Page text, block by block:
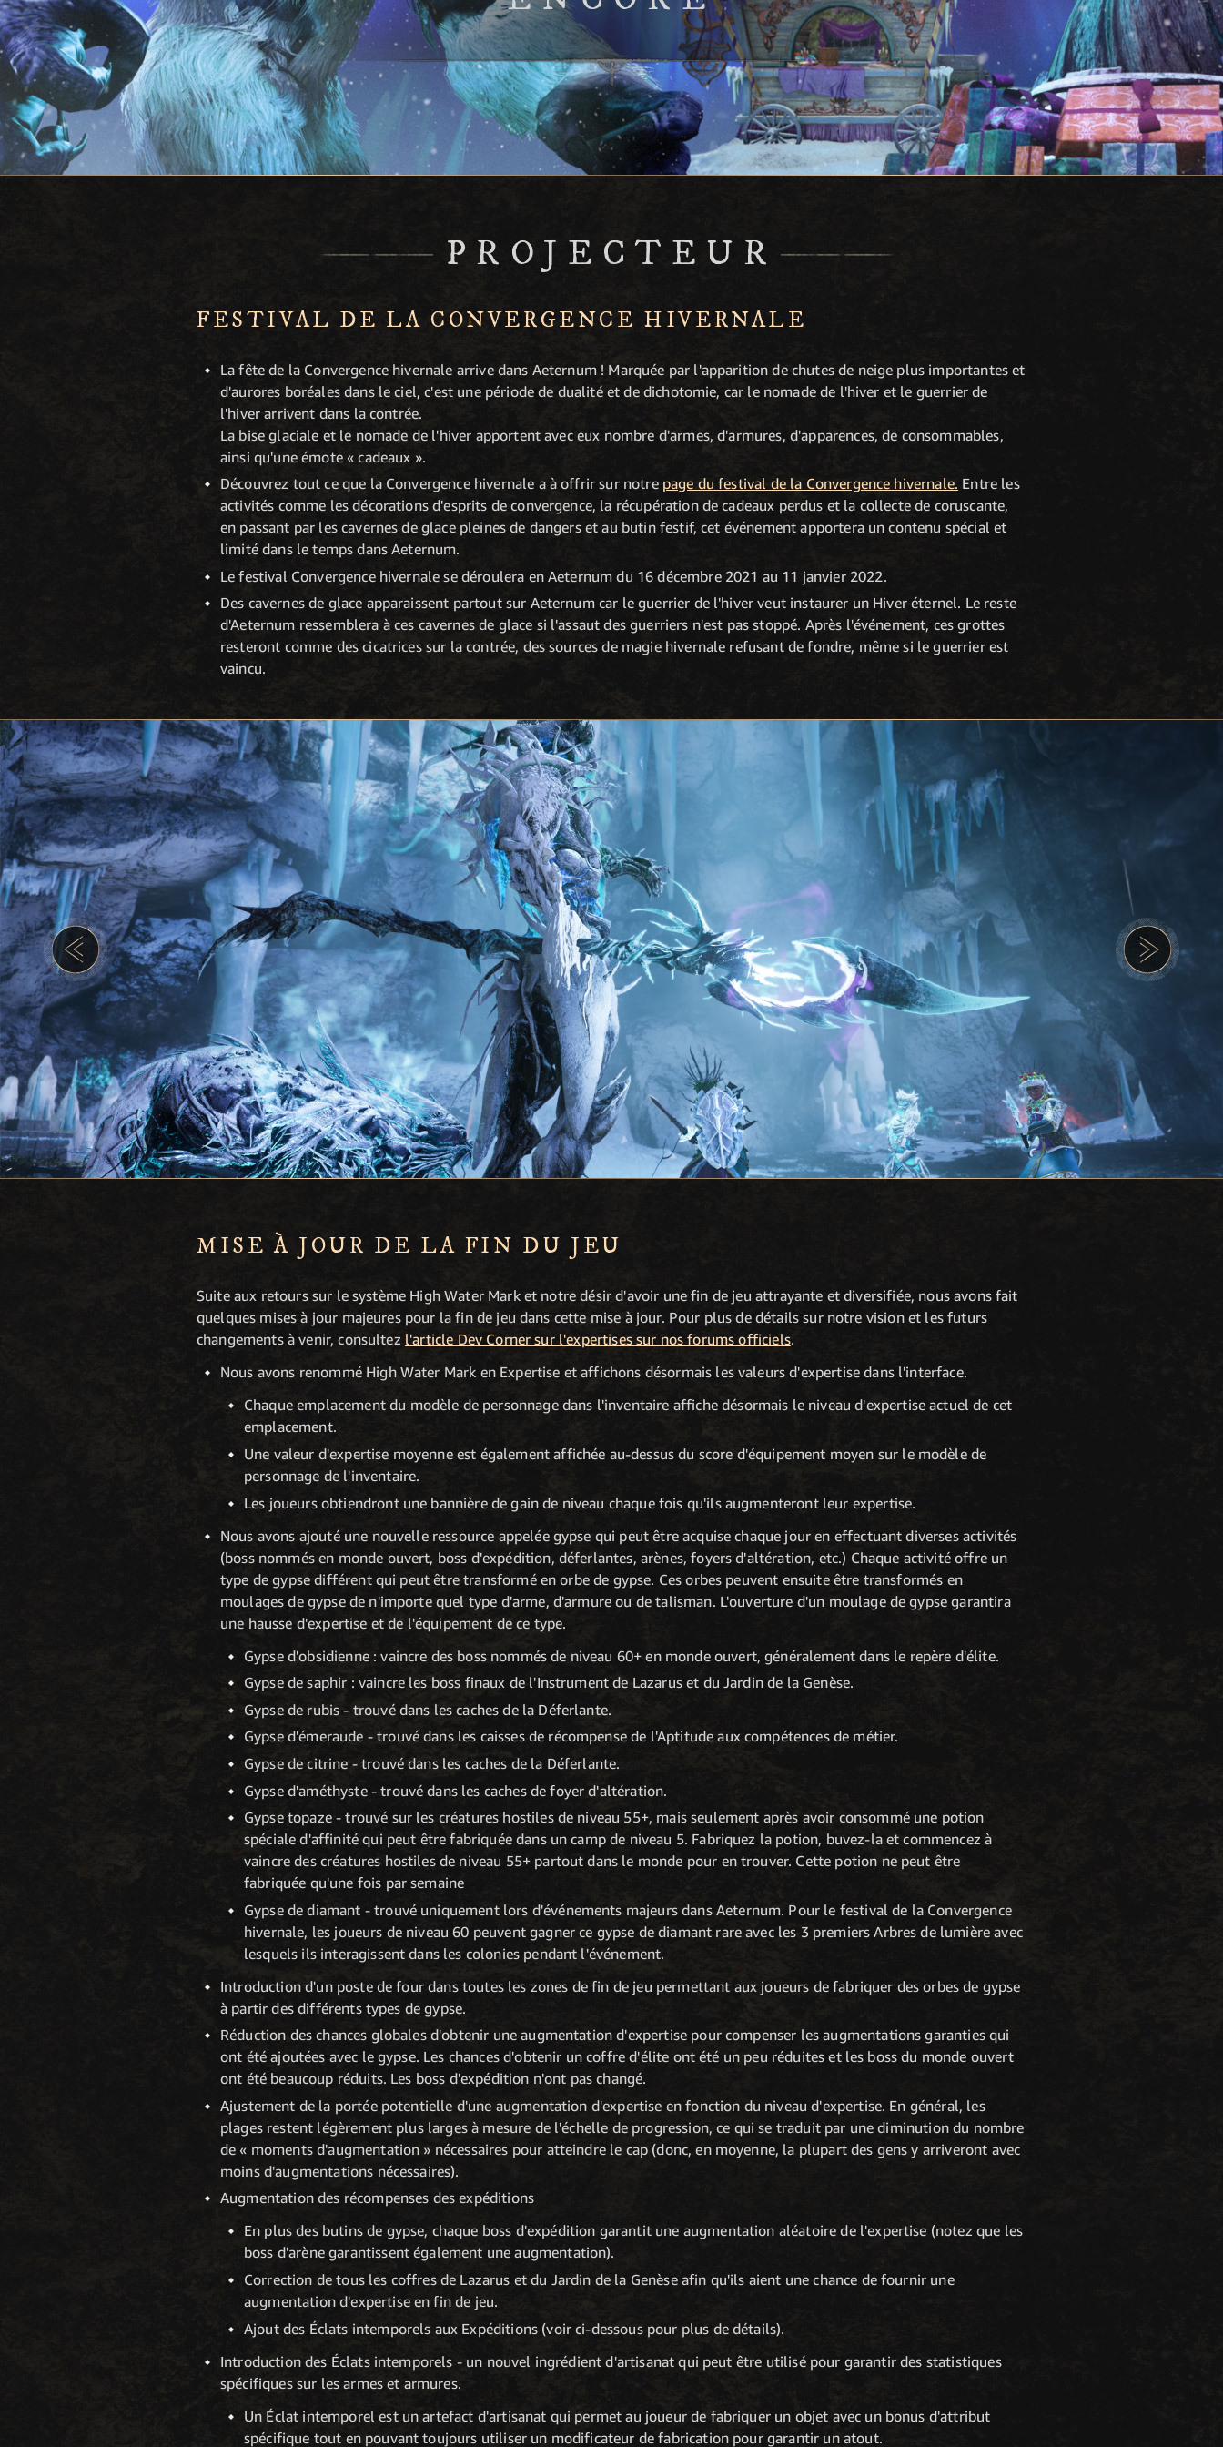
PROJECTEUR
FESTIVAL DE LA CONVERGENCE HIVERNALE
La fête de la Convergence hivernale arrive dans Aeternum ! Marquée par l'apparition de chutes de neige plus importantes et
d'aurores boréales dans le ciel, c'est une période de dualité et de dichotomie, car le nomade de l'hiver et le guerrier de
l'hiver arrivent dans la contrée.
La bise glaciale et le nomade de l'hiver apportent avec eux nombre d'armes, d'armures, d'apparences, de consommables,
ainsi qu'une émote « cadeaux ».
Découvrez tout ce que la Convergence hivernale a à offrir sur notre page du festival de la Convergence hivernale. Entre les
activités comme les décorations d'esprits de convergence, la récupération de cadeaux perdus et la collecte de coruscante,
en passant par les cavernes de glace pleines de dangers et au butin festif, cet événement apportera un contenu spécial et
limité dans le temps dans Aeternum.
Le festival Convergence hivernale se déroulera en Aeternum du 16 décembre 2021 au 11 janvier 2022.
Des cavernes de glace apparaissent partout sur Aeternum car le guerrier de l'hiver veut instaurer un Hiver éternel. Le reste
d'Aeternum ressemblera à ces cavernes de glace si l'assaut des guerriers n'est pas stoppé. Après l'événement, ces grottes
resteront comme des cicatrices sur la contrée, des sources de magie hivernale refusant de fondre, même si le guerrier est
vaincu.
MISE À JOUR DE LA FIN DU JEU
Suite aux retours sur le système High Water Mark et notre désir d'avoir une fin de jeu attrayante et diversifiée, nous avons fait
quelques mises à jour majeures pour la fin de jeu dans cette mise à jour. Pour plus de détails sur notre vision et les futurs
changements à venir, consultez l'article Dev Corner sur l'expertises sur nos forums officiels.
Nous avons renommé High Water Mark en Expertise et affichons désormais les valeurs d'expertise dans l'interface.
Chaque emplacement du modèle de personnage dans l'inventaire affiche désormais le niveau d'expertise actuel de cet
emplacement.
Une valeur d'expertise moyenne est également affichée au-dessus du score d'équipement moyen sur le modèle de
personnage de l'inventaire.
Les joueurs obtiendront une bannière de gain de niveau chaque fois qu'ils augmenteront leur expertise.
Nous avons ajouté une nouvelle ressource appelée gypse qui peut être acquise chaque jour en effectuant diverses activités
(boss nommés en monde ouvert, boss d'expédition, déferlantes, arènes, foyers d'altération, etc.) Chaque activité offre un
type de gypse différent qui peut être transformé en orbe de gypse. Ces orbes peuvent ensuite être transformés en
moulages de gypse de n'importe quel type d'arme, d'armure ou de talisman. L'ouverture d'un moulage de gypse garantira
une hausse d'expertise et de l'équipement de ce type.
Gypse d'obsidienne : vaincre des boss nommés de niveau 60+ en monde ouvert, généralement dans le repère d'élite.
Gypse de saphir : vaincre les boss finaux de l'Instrument de Lazarus et du Jardin de la Genèse.
Gypse de rubis - trouvé dans les caches de la Déferlante.
Gypse d'émeraude - trouvé dans les caisses de récompense de l'Aptitude aux compétences de métier.
Gypse de citrine - trouvé dans les caches de la Déferlante.
Gypse d'améthyste - trouvé dans les caches de foyer d'altération.
Gypse topaze - trouvé sur les créatures hostiles de niveau 55+, mais seulement après avoir consommé une potion
spéciale d'affinité qui peut être fabriquée dans un camp de niveau 5. Fabriquez la potion, buvez-la et commencez à
vaincre des créatures hostiles de niveau 55+ partout dans le monde pour en trouver. Cette potion ne peut être
fabriquée qu'une fois par semaine
Gypse de diamant - trouvé uniquement lors d'événements majeurs dans Aeternum. Pour le festival de la Convergence
hivernale, les joueurs de niveau 60 peuvent gagner ce gypse de diamant rare avec les 3 premiers Arbres de lumière avec
lesquels ils interagissent dans les colonies pendant l'événement.
Introduction d'un poste de four dans toutes les zones de fin de jeu permettant aux joueurs de fabriquer des orbes de gypse
à partir des différents types de gypse.
Réduction des chances globales d'obtenir une augmentation d'expertise pour compenser les augmentations garanties qui
ont été ajoutées avec le gypse. Les chances d'obtenir un coffre d'élite ont été un peu réduites et les boss du monde ouvert
ont été beaucoup réduits. Les boss d'expédition n'ont pas changé.
Ajustement de la portée potentielle d'une augmentation d'expertise en fonction du niveau d'expertise. En général, les
plages restent légèrement plus larges à mesure de l'échelle de progression, ce qui se traduit par une diminution du nombre
de « moments d'augmentation » nécessaires pour atteindre le cap (donc, en moyenne, la plupart des gens y arriveront avec
moins d'augmentations nécessaires).
Augmentation des récompenses des expéditions
En plus des butins de gypse, chaque boss d'expédition garantit une augmentation aléatoire de l'expertise (notez que les
boss d'arène garantissent également une augmentation).
Correction de tous les coffres de Lazarus et du Jardin de la Genèse afin qu'ils aient une chance de fournir une
augmentation d'expertise en fin de jeu.
Ajout des Éclats intemporels aux Expéditions (voir ci-dessous pour plus de détails).
Introduction des Éclats intemporels - un nouvel ingrédient d'artisanat qui peut être utilisé pour garantir des statistiques
spécifiques sur les armes et armures.
Un Éclat intemporel est un artefact d'artisanat qui permet au joueur de fabriquer un objet avec un bonus d'attribut
spécifique tout en pouvant toujours utiliser un modificateur de fabrication pour garantir un atout.